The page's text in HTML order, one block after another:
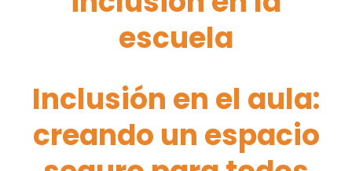
escuela
Inclusión en el aula:
creando un espacio